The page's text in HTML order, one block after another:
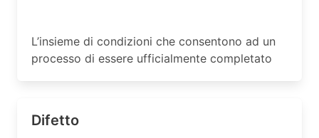
L’insieme di condizioni che consentono ad un
processo di essere ufficialmente completato
Difetto